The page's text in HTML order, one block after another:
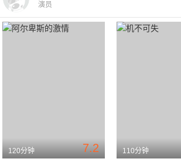
演员
7.2
120分钟 110分钟